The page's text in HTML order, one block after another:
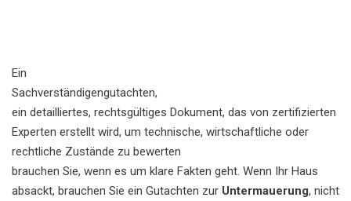
Ein
Sachverständigengutachten,
ein detailliertes, rechtsgültiges Dokument, das von zertifizierten
Experten erstellt wird, um technische, wirtschaftliche oder
rechtliche Zustände zu bewerten
brauchen Sie, wenn es um klare Fakten geht. Wenn Ihr Haus
absackt, brauchen Sie ein Gutachten zur Untermauerung, nicht